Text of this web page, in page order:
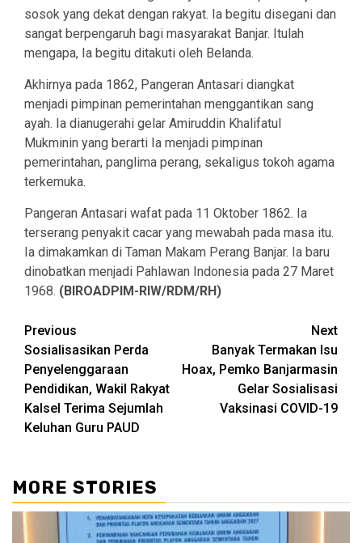
sosok yang dekat dengan rakyat. Ia begitu disegani dan
sangat berpengaruh bagi masyarakat Banjar. Itulah
mengapa, Ia begitu ditakuti oleh Belanda.
Akhirnya pada 1862, Pangeran Antasari diangkat
menjadi pimpinan pemerintahan menggantikan sang
ayah. Ia dianugerahi gelar Amiruddin Khalifatul
Mukminin yang berarti Ia menjadi pimpinan
pemerintahan, panglima perang, sekaligus tokoh agama
terkemuka.
Pangeran Antasari wafat pada 11 Oktober 1862. Ia
terserang penyakit cacar yang mewabah pada masa itu.
Ia dimakamkan di Taman Makam Perang Banjar. Ia baru
dinobatkan menjadi Pahlawan Indonesia pada 27 Maret
1968. (BIROADPIM-RIW/RDM/RH)
Continue
Reading
Previous
Sosialisasikan Perda
Penyelenggaraan
Pendidikan, Wakil Rakyat
Kalsel Terima Sejumlah
Keluhan Guru PAUD
Next
Banyak Termakan Isu
Hoax, Pemko Banjarmasin
Gelar Sosialisasi
Vaksinasi COVID-19
MORE STORIES